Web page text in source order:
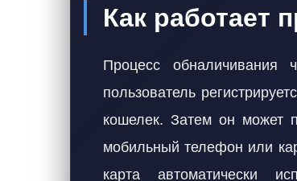
Как работает
Процесс
пользователь
кошелек. Затем он может
мобильный телефон или
карта автоматически